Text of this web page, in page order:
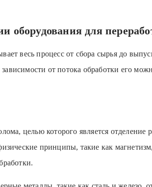
оборудования для
весь процесс от сбора сырья до
от потока обработки его
целью которого является
принципы, такие как